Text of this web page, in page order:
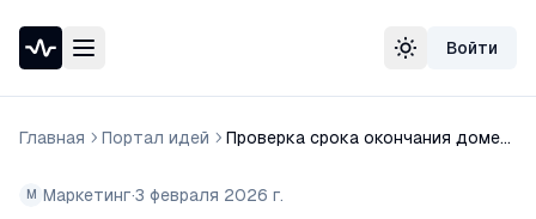
Проверка доступности сайта
Whois домена
Проверка порта
Сменить тему
Войти
Главная Портал идей Проверка срока окончания домена для международных доменов
М Маркетинг·3 февраля 2026 г.